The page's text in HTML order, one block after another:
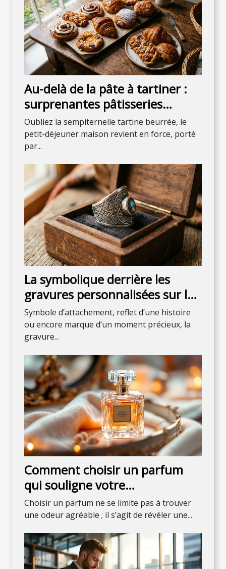
Au-delà de la pâte à tartiner :
surprenantes pâtisseries
maison pour débuter la journée
Oubliez la sempiternelle tartine beurrée, le
petit-déjeuner maison revient en force, porté
par...
La symbolique derrière les
gravures personnalisées sur les
bijoux
Symbole d’attachement, reflet d’une histoire
ou encore marque d’un moment précieux, la
gravure...
Comment choisir un parfum
qui souligne votre
personnalité?
Choisir un parfum ne se limite pas à trouver
une odeur agréable ; il s’agit de révéler une...